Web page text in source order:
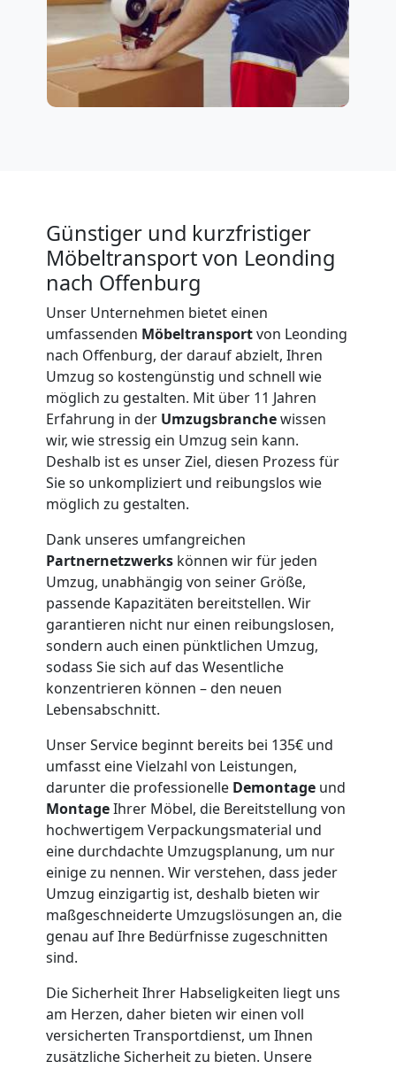
Günstiger und kurzfristiger
Möbeltransport von Leonding
nach Offenburg
Unser Unternehmen bietet einen
umfassenden Möbeltransportvon Leonding
nach Offenburg, der darauf abzielt, Ihren
Umzug so kostengünstig und schnell wie
möglich zu gestalten. Mit über 11 Jahren
Erfahrung in der Umzugsbranchewissen
wir, wie stressig ein Umzug sein kann.
Deshalb ist es unser Ziel, diesen Prozess für
Sie so unkompliziert und reibungslos wie
möglich zu gestalten.
Dank unseres umfangreichen
Partnernetzwerks können wir für jeden
Umzug, unabhängig von seiner Größe,
passende Kapazitäten bereitstellen. Wir
garantieren nicht nur einen reibungslosen,
sondern auch einen pünktlichen Umzug,
sodass Sie sich auf das Wesentliche
konzentrieren können – den neuen
Lebensabschnitt.
Unser Service beginnt bereits bei 135€ und
umfasst eine Vielzahl von Leistungen,
darunter die professionelle Demontage und
MontageIhrer Möbel, die Bereitstellung von
hochwertigem Verpackungsmaterial und
eine durchdachte Umzugsplanung, um nur
einige zu nennen. Wir verstehen, dass jeder
Umzug einzigartig ist, deshalb bieten wir
maßgeschneiderte Umzugslösungen an, die
genau auf Ihre Bedürfnisse zugeschnitten
sind.
Die Sicherheit Ihrer Habseligkeiten liegt uns
am Herzen, daher bieten wir einen voll
versicherten Transportdienst, um Ihnen
zusätzliche Sicherheit zu bieten. Unsere
Umzugshelfer
Leonding
Möbeltaxi
Leonding
Kleintransport
Leonding
Möbelmontage
Leonding
Möbeltransport